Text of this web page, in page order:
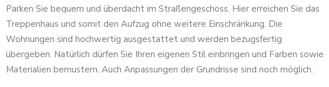
Parken Sie bequem und überdacht im Straßengeschoss. Hier erreichen Sie das
Treppenhaus und somit den Aufzug ohne weitere Einschränkung. Die
Wohnungen sind hochwertig ausgestattet und werden bezugsfertig
übergeben. Natürlich dürfen Sie Ihren eigenen Stil einbringen und Farben sowie
Materialien bemustern. Auch Anpassungen der Grundrisse sind noch möglich.